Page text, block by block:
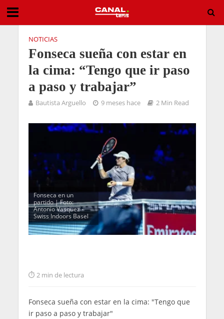
NOTICIAS
Fonseca sueña con estar en
la cima: “Tengo que ir paso
a paso y trabajar”
Bautista Arguello 9 meses hace 2 Min Read
Fonseca en un
partido | Foto:
Antonio Vasquez -
Swiss Indoors Basel
2 min de lectura
Fonseca sueña con estar en la cima: "Tengo que
ir paso a paso y trabajar"